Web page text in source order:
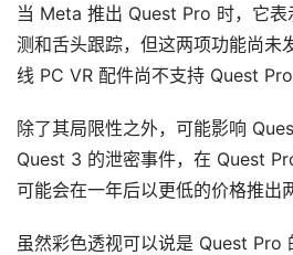
当 Meta 推出 Quest Pro 时，它表
测和舌头跟踪，但这两项功能尚未
线 PC VR 配件尚不支持 Quest Pro
除了其局限性之外，可能影响
Quest 3 的泄密事件，在 Quest
可能会在一年后以更低的价格推出
虽然彩色透视可以说是 Quest Pro